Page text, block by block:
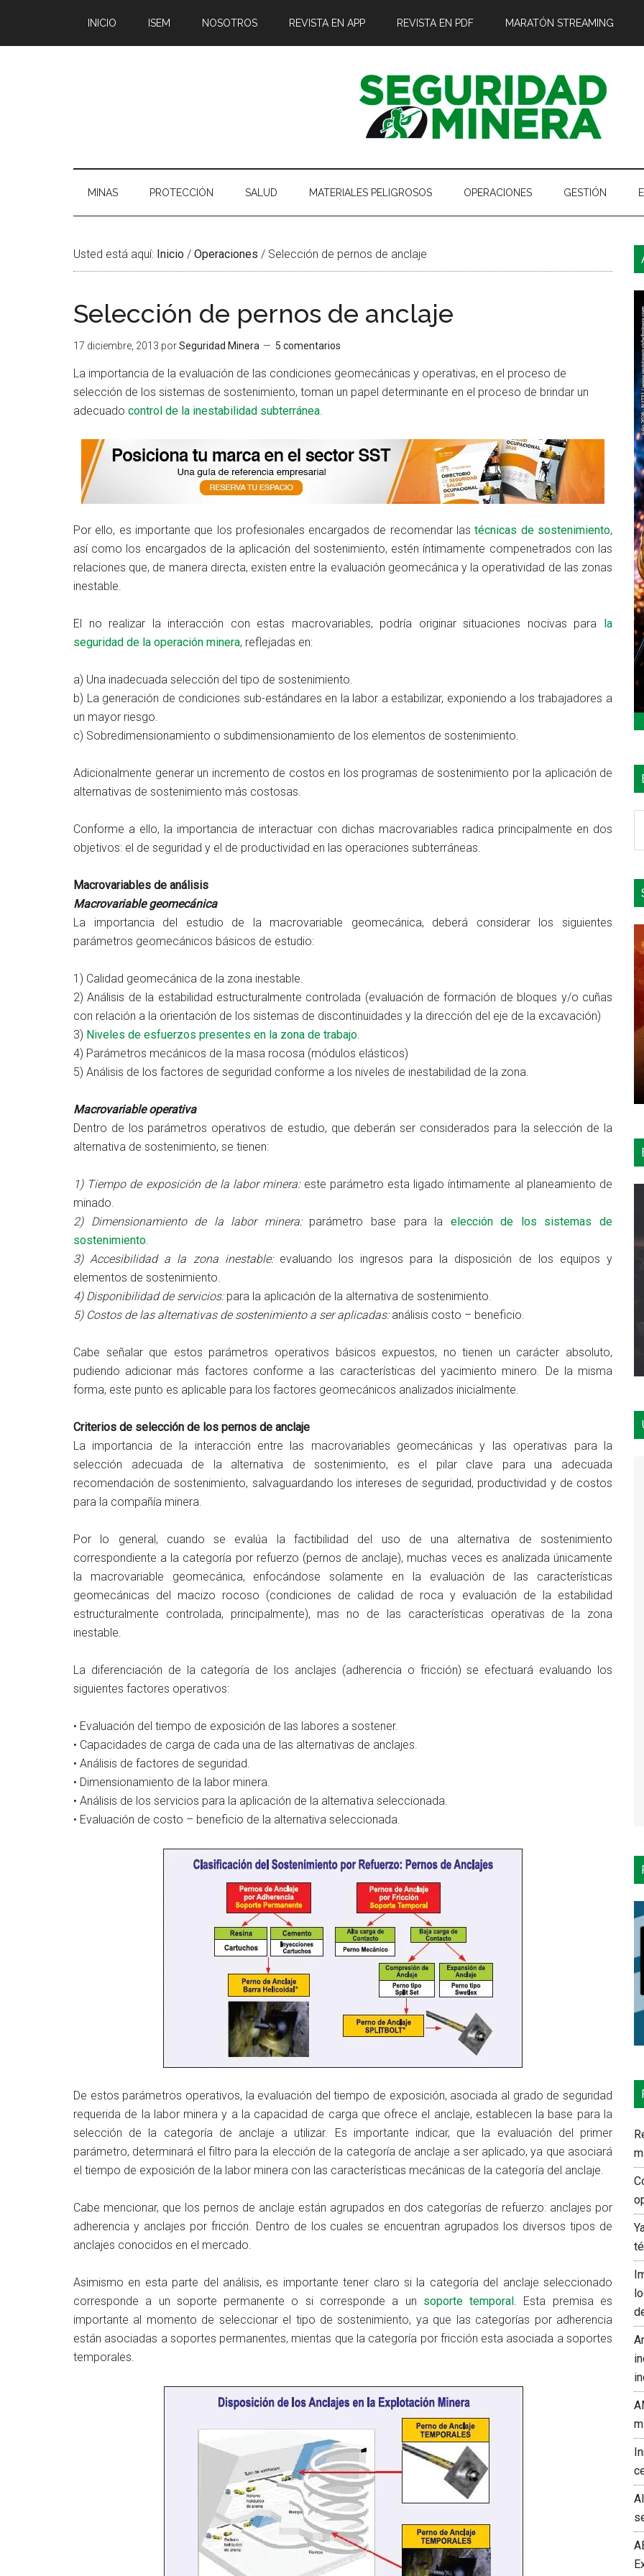
contenido
secondary
la
pie
INICIO ISEM NOSOTROS REVISTA EN APP REVISTA EN PDF MARATÓN STREAMING
MINAS PROTECCIÓN SALUD MATERIALES PELIGROSOS OPERACIONES GESTIÓN
Usted está aquí: Inicio / Operaciones / Selección de pernos de anclaje
Selección de pernos de anclaje
17 diciembre, 2013 porSeguridad Minera 5 comentarios
La importancia de la evaluación de las condiciones geomecánicas y operativas, en el proceso de
selección de los sistemas de sostenimiento, toman un papel determinante en el proceso de brindar un
adecuado control de la inestabilidad subterránea.
Por ello, es importante que los profesionales encargados de recomendar lastécnicas de sostenimiento,
así como los encargados de la aplicación del sostenimiento, estén íntimamente compenetrados con las
relaciones que, de manera directa, existen entre la evaluación geomecánica y la operatividad de las zonas
inestable.
El no realizar la interacción con estas macrovariables, podría originar situaciones nocivas para la
seguridad de la operación minera, reflejadas en:
a) Una inadecuada selección del tipo de sostenimiento.
b) La generación de condiciones sub-estándares en la labor a estabilizar, exponiendo a los trabajadores a
un mayor riesgo.
c) Sobredimensionamiento o subdimensionamiento de los elementos de sostenimiento.
Adicionalmente generar un incremento de costos en los programas de sostenimiento por la aplicación de
alternativas de sostenimiento más costosas.
Conforme a ello, la importancia de interactuar con dichas macrovariables radica principalmente en dos
objetivos: el de seguridad y el de productividad en las operaciones subterráneas.
Macrovariables de análisis
Macrovariable geomecánica
La importancia del estudio de la macrovariable geomecánica, deberá considerar los siguientes
parámetros geomecánicos básicos de estudio:
1) Calidad geomecánica de la zona inestable.
2) Análisis de la estabilidad estructuralmente controlada (evaluación de formación de bloques y/o cuñas
con relación a la orientación de los sistemas de discontinuidades y la dirección del eje de la excavación)
3) Niveles de esfuerzos presentes en la zona de trabajo.
4) Parámetros mecánicos de la masa rocosa (módulos elásticos)
5) Análisis de los factores de seguridad conforme a los niveles de inestabilidad de la zona.
Macrovariable operativa
Dentro de los parámetros operativos de estudio, que deberán ser considerados para la selección de la
alternativa de sostenimiento, se tienen:
1) Tiempo de exposición de la labor minera:este parámetro esta ligado íntimamente al planeamiento de
minado.
2) Dimensionamiento de la labor minera:parámetro base para la elección de los sistemas de
sostenimiento.
3) Accesibilidad a la zona inestable:evaluando los ingresos para la disposición de los equipos y
elementos de sostenimiento.
4) Disponibilidad de servicios:para la aplicación de la alternativa de sostenimiento.
5) Costos de las alternativas de sostenimiento a ser aplicadas:análisis costo – beneficio.
Cabe señalar que estos parámetros operativos básicos expuestos, no tienen un carácter absoluto,
pudiendo adicionar más factores conforme a las características del yacimiento minero. De la misma
forma, este punto es aplicable para los factores geomecánicos analizados inicialmente.
Criterios de selección de los pernos de anclaje
La importancia de la interacción entre las macrovariables geomecánicas y las operativas para la
selección adecuada de la alternativa de sostenimiento, es el pilar clave para una adecuada
recomendación de sostenimiento, salvaguardando los intereses de seguridad, productividad y de costos
para la compañía minera.
Por lo general, cuando se evalúa la factibilidad del uso de una alternativa de sostenimiento
correspondiente a la categoría por refuerzo (pernos de anclaje), muchas veces es analizada únicamente
la macrovariable geomecánica, enfocándose solamente en la evaluación de las características
geomecánicas del macizo rocoso (condiciones de calidad de roca y evaluación de la estabilidad
estructuralmente controlada, principalmente), mas no de las características operativas de la zona
inestable.
La diferenciación de la categoría de los anclajes (adherencia o fricción) se efectuará evaluando los
siguientes factores operativos:
• Evaluación del tiempo de exposición de las labores a sostener.
• Capacidades de carga de cada una de las alternativas de anclajes.
• Análisis de factores de seguridad.
• Dimensionamiento de la labor minera.
• Análisis de los servicios para la aplicación de la alternativa seleccionada.
• Evaluación de costo – beneficio de la alternativa seleccionada.
De estos parámetros operativos, la evaluación del tiempo de exposición, asociada al grado de seguridad
requerida de la labor minera y a la capacidad de carga que ofrece el anclaje, establecen la base para la
selección de la categoría de anclaje a utilizar. Es importante indicar, que la evaluación del primer
parámetro, determinará el filtro para la elección de la categoría de anclaje a ser aplicado, ya que asociará
el tiempo de exposición de la labor minera con las características mecánicas de la categoría del anclaje.
Cabe mencionar, que los pernos de anclaje están agrupados en dos categorías de refuerzo: anclajes por
adherencia y anclajes por fricción. Dentro de los cuales se encuentran agrupados los diversos tipos de
anclajes conocidos en el mercado.
Asimismo en esta parte del análisis, es importante tener claro si la categoría del anclaje seleccionado
corresponde a un soporte permanente o si corresponde a un soporte temporal. Esta premisa es
importante al momento de seleccionar el tipo de sostenimiento, ya que las categorías por adherencia
están asociadas a soportes permanentes, mientas que la categoría por fricción esta asociada a soportes
temporales.